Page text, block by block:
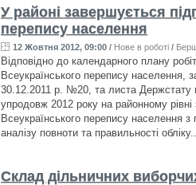
У районі завершується
перепису населення
12 Жовтня 2012, 09:00 / Нове в роботі /
Відповідно до календарного плану
Всеукраїнського перепису населення,
30.12.2011 р. №20, та листа
упродовж 2012 року на районному
Всеукраїнського перепису населення з
аналізу повноти та правильності
Склад дільничних